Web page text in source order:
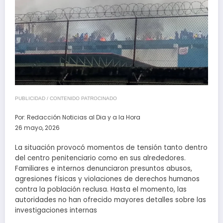
PUBLICIDAD / CONTENIDO PATROCINADO
Por: Redacción Noticias al Dia y a la Hora
26 mayo, 2026
La situación provocó momentos de tensión tanto dentro
del centro penitenciario como en sus alrededores.
Familiares e internos denunciaron presuntos abusos,
agresiones físicas y violaciones de derechos humanos
contra la población reclusa. Hasta el momento, las
autoridades no han ofrecido mayores detalles sobre las
investigaciones internas